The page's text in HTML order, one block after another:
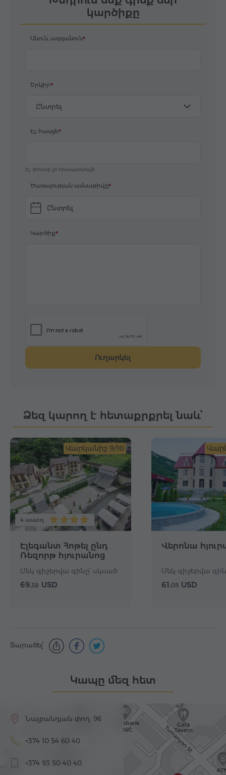
կարծիքը
Անուն, ազգանուն
Երկիր
Ընտրել
Էլ. հասցե
Էլ. փոստը չի հրապարակվի
Ծառայության ամսաթիվը
Ընտրել
Կարծիք
Ուղարկել
Ձեզ կարող է հետաքրքրել նաև՝
Վարկանիշ 9/10
4 աստղ
Էլեգանտ Հոթել ընդ
Ռեզորթ հյուրանոց
Մեկ գիշերվա գինը՝ սկսած
69.38 USD
Վերոնա
Մեկ գիշերվա
61.05 USD
Տարածել՝
Կապը մեզ հետ
Նալբանդյան փող. 96
+374 10 54 60 40
+374 93 50 40 40